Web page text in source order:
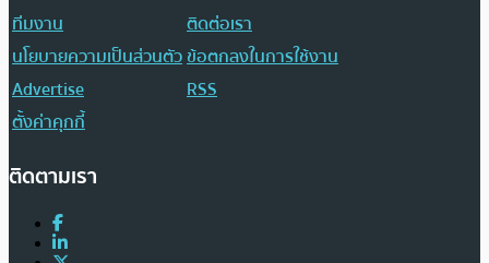
ทีมงาน
ติดต่อเรา
นโยบายความเป็นส่วนตัวข้อตกลงในการใช้งาน
Advertise
RSS
ตั้งค่าคุกกี้
ติดตามเรา